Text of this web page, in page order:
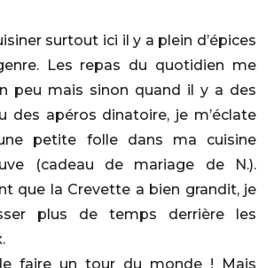
surtout ici il y a plein d’épices
Les repas du quotidien me
peu mais sinon quand il y a des
des apéros dinatoire, je m’éclate
petite folle dans ma cuisine
(cadeau de mariage de N.).
que la Crevette a bien grandit, je
plus de temps derrière les
faire un tour du monde ! Mais